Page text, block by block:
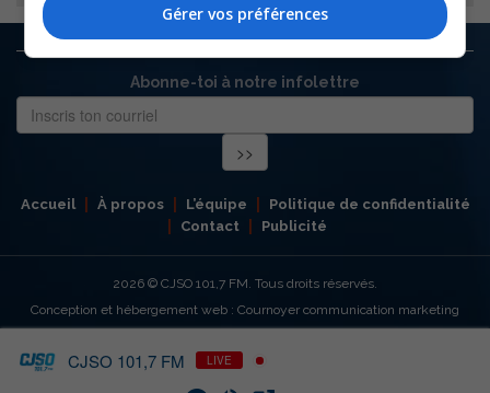
Abonne-toi à notre infolettre
Accueil À propos L’équipe
Politique de confidentialité
Contact
Publicité
2026 © CJSO 101,7 FM. Tous droits réservés.
Conception et hébergement web : Cournoyer communication marketing
CJSO 101,7 FM LIVE
Gérer vos préférences